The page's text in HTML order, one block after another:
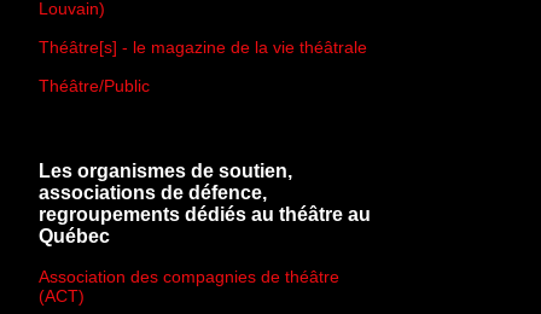
Louvain)
Théâtre[s] - le magazine de la vie théâtrale
Théâtre/Public
Les organismes de soutien,
associations de défence,
regroupements dédiés au théâtre au
Québec
Association des compagnies de théâtre
(ACT)